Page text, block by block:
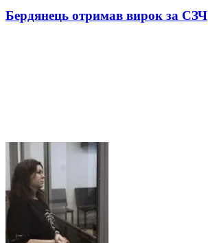
Бердянець отримав вирок за СЗЧ